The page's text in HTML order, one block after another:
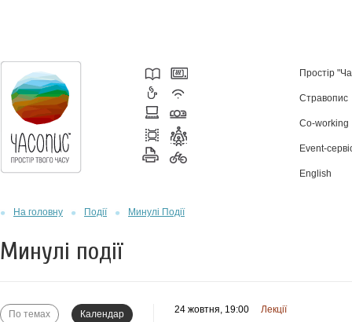
Простір
Стравопис
Co-working
Event-
English
На головну Події Минулі Події
Минулі події
По темах Календар 24 жовтня, 19:00 Лекції